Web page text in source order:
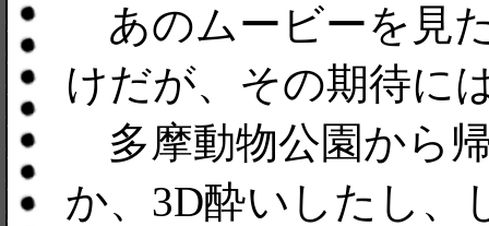
あのムービーを見
けだが、その期待に
多摩動物公園から
か、3D酔いしたし、